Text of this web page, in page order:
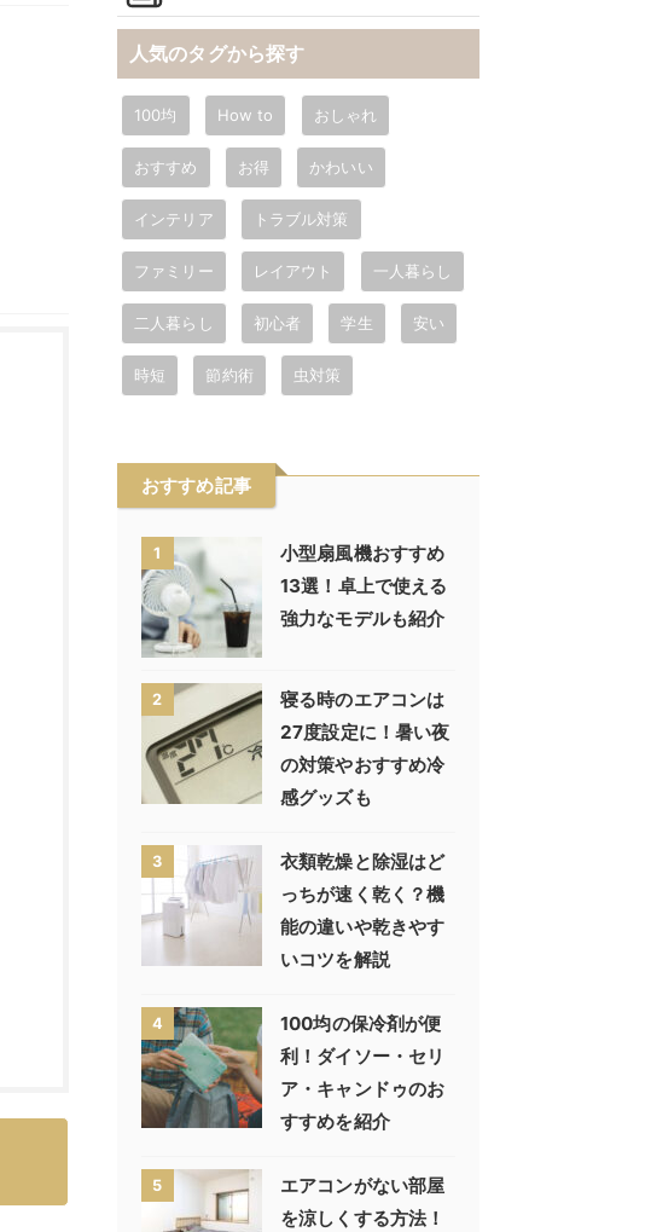
人気のタグから探す
100均 How to おしゃれ
おすすめ お得 かわいい
インテリア トラブル対策
ファミリー レイアウト 一人暮らし
二人暮らし 初心者 学生 安い
時短 節約術 虫対策
おすすめ記事
1
小型扇風機おすすめ
13選！卓上で使える
強力なモデルも紹介
2
寝る時のエアコンは
27度設定に！暑い夜
の対策やおすすめ冷
感グッズも
3
衣類乾燥と除湿はど
っちが速く乾く？機
能の違いや乾きやす
いコツを解説
4
100均の保冷剤が便
利！ダイソー・セリ
ア・キャンドゥのお
すすめを紹介
5
エアコンがない部屋
を涼しくする方法！